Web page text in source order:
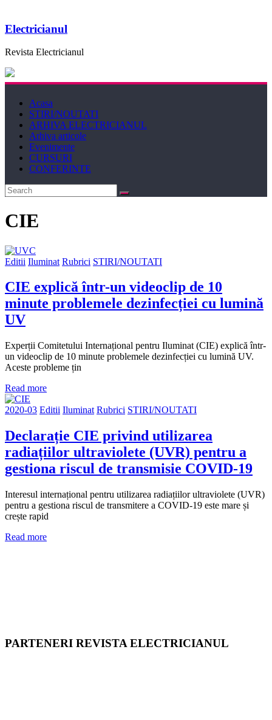
Electricianul
Revista Electricianul
Acasa
STIRI/NOUTATI
ARHIVA ELECTRICIANUL
Arhiva articole
Evenimente
CURSURI
CONFERINTE
CIE
Editii Iluminat Rubrici STIRI/NOUTATI
CIE explică într-un videoclip de 10
minute problemele dezinfecției cu lumină
UV
Experții Comitetului Internațional pentru Iluminat (CIE) explică într-
un videoclip de 10 minute problemele dezinfecției cu lumină UV.
Aceste probleme țin
Read more
2020-03 Editii Iluminat Rubrici STIRI/NOUTATI
Declarație CIE privind utilizarea
radiațiilor ultraviolete (UVR) pentru a
gestiona riscul de transmisie COVID-19
Interesul internațional pentru utilizarea radiațiilor ultraviolete (UVR)
pentru a gestiona riscul de transmitere a COVID-19 este mare și
crește rapid
Read more
PARTENERI REVISTA ELECTRICIANUL